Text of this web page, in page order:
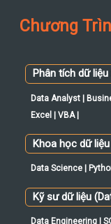
Chương
Phân tích dữ
Data Analyst |
Excel | VBA |
Khoa học dữ
Data Science |
Kỹ sư dữ liệu
Data Engineering |